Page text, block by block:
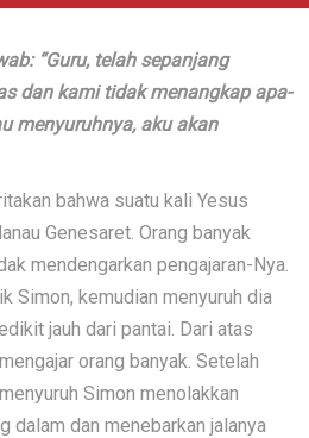
“Guru, telah sepanjang
dan kami tidak menangkap apa-
menyuruhnya, aku akan
bahwa suatu kali Yesus
Genesaret. Orang banyak
mendengarkan pengajaran-Nya.
Simon, kemudian menyuruh dia
jauh dari pantai. Dari atas
orang banyak. Setelah
Simon menolakkan
dalam dan menebarkan jalanya